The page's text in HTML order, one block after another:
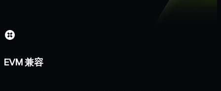
EVM 兼容